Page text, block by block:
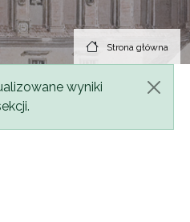
Strona główna
wyniki